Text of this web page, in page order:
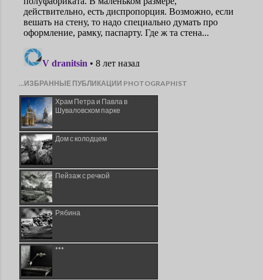
...ИЗБРАННЫЕ ПУБЛИКАЦИИ PHOTOGRAPHIST
Храм Петра и Павла в
Шуваловском парке
Дом с колодцем
Пейзаж с речкой
Рябина
***